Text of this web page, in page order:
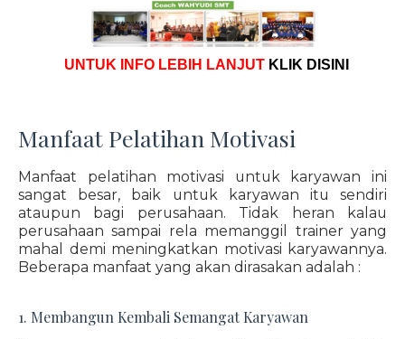
UNTUK INFO LEBIH LANJUT KLIK DISINI
Manfaat Pelatihan Motivasi
Manfaat pelatihan motivasi untuk karyawan ini
sangat besar, baik untuk karyawan itu sendiri
ataupun bagi perusahaan. Tidak heran kalau
perusahaan sampai rela memanggil trainer yang
mahal demi meningkatkan motivasi karyawannya.
Beberapa manfaat yang akan dirasakan adalah :
1. Membangun Kembali Semangat Karyawan